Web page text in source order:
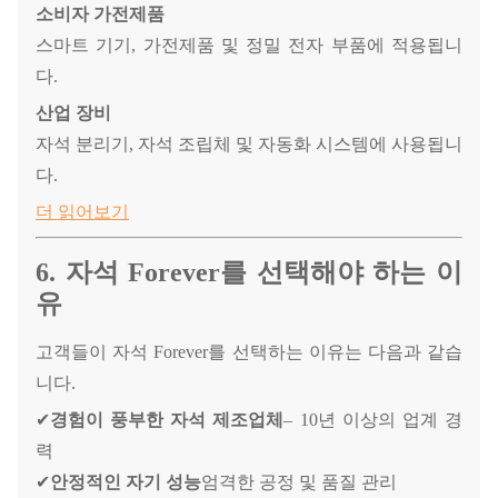
소비자 가전제품
스마트 기기, 가전제품 및 정밀 전자 부품에 적용됩니
다.
산업 장비
자석 분리기, 자석 조립체 및 자동화 시스템에 사용됩니
다.
더 읽어보기
6. 자석 Forever를 선택해야 하는 이
유
고객들이 자석 Forever를 선택하는 이유는 다음과 같습
니다.
✔경험이 풍부한 자석 ​​제조업체– 10년 이상의 업계 경
력
✔안정적인 자기 성능엄격한 공정 및 품질 관리